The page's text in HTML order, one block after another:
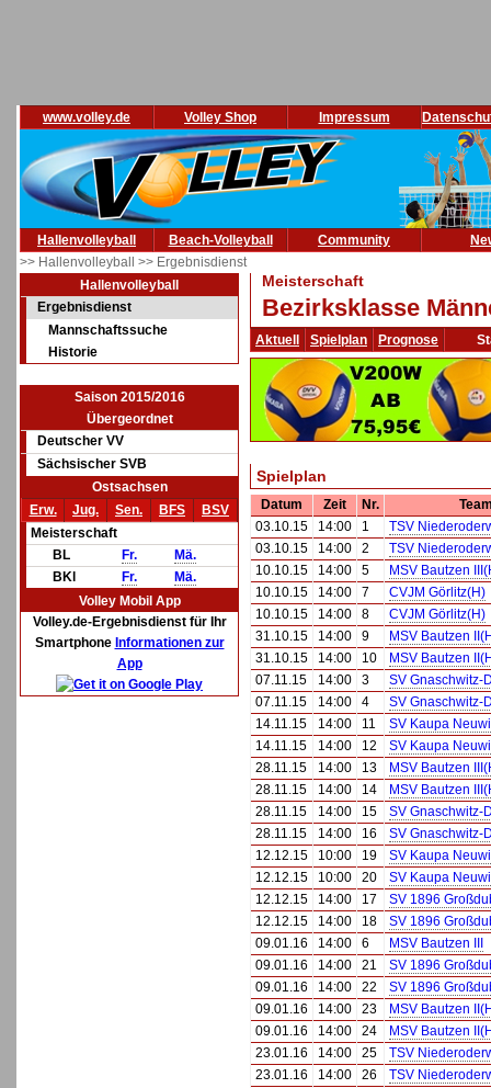
www.volley.de Volley Shop Impressum
Hallenvolleyball Beach-Volleyball Community
>> Hallenvolleyball >> Ergebnisdienst
Hallenvolleyball
Ergebnisdienst
Mannschaftssuche
Historie
Saison 2015/2016
Übergeordnet
Deutscher VV
Sächsischer SVB
Ostsachsen
Erw.
Jug. Sen. BFS
BSV
Meisterschaft
BL
Fr.
Mä.
BKl
Fr.
Mä.
Volley Mobil App
Volley.de-Ergebnisdienst für Ihr
Smartphone Informationen zur
App
Meisterschaft
Bezirksklasse
Aktuell Spielplan Prognose
Spielplan
Datum Zeit Nr.
03.10.15
14:00 1
TSV
03.10.15
14:00 2
TSV
10.10.15
14:00 5
MSV Bautzen
10.10.15
14:00 7
CVJM Görlitz(H)
10.10.15
14:00 8
CVJM Görlitz(H)
31.10.15
14:00 9
MSV Bautzen
31.10.15
14:00 10
MSV Bautzen
07.11.15
14:00 3
SV Gnaschwitz-
07.11.15
14:00 4
SV Gnaschwitz-
14.11.15
14:00 11
SV Kaupa
14.11.15
14:00 12
SV Kaupa
28.11.15
14:00 13
MSV Bautzen
28.11.15
14:00 14
MSV Bautzen
28.11.15
14:00 15
SV Gnaschwitz-
28.11.15
14:00 16
SV Gnaschwitz-
12.12.15
10:00 19
SV Kaupa
12.12.15
10:00 20
SV Kaupa
12.12.15
14:00 17
SV 1896
12.12.15
14:00 18
SV 1896
09.01.16
14:00 6
MSV Bautzen III
09.01.16
14:00 21
SV 1896
09.01.16
14:00 22
SV 1896
09.01.16
14:00 23
MSV Bautzen
09.01.16
14:00 24
MSV Bautzen
23.01.16
14:00 25
TSV
23.01.16
14:00 26
TSV